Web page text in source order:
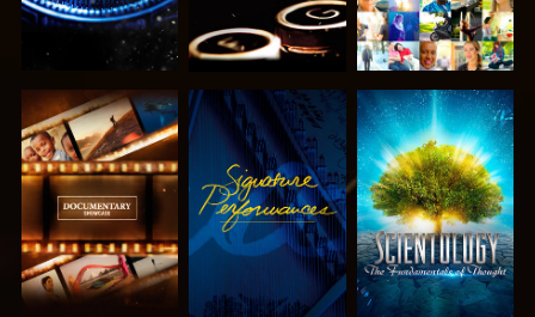
UTFORSK
SERIEN
SE
UTFORSK
SERIEN